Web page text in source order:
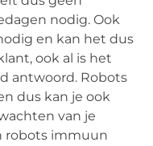
nodig. Ook
en kan het dus
ook al is het
antwoord. Robots
dus kan je ook
van je
robots immuun